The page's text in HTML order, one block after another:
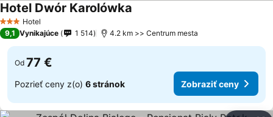
3 Počet hviezdičiek
Hotel
Hotel Dwór Karolówka
9,1 Vynikajúce 1 514 4.2 km >> Centrum mesta
Od 77 €
Pozrieť ceny z(o) 6 stránok Zobraziť ceny